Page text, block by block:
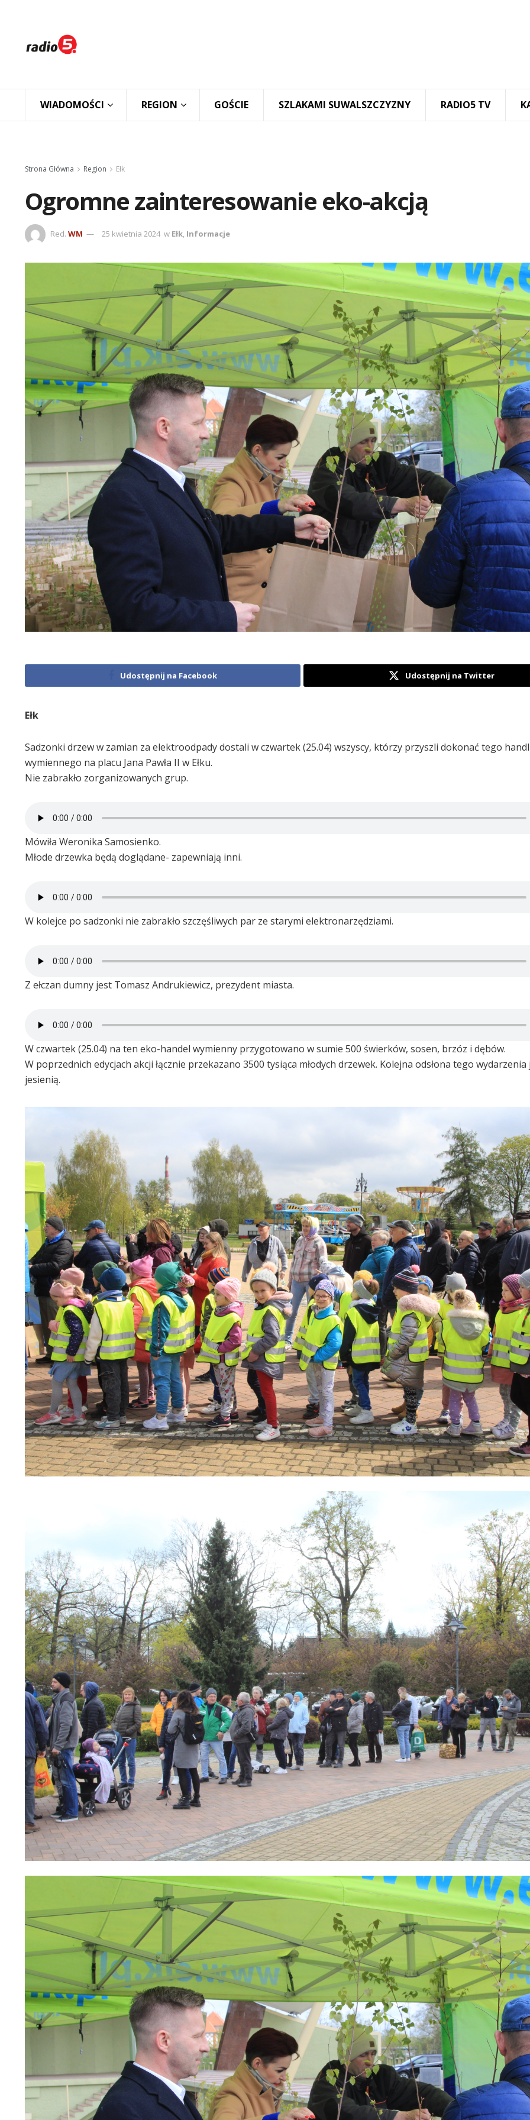
WIADOMOŚCI REGION GOŚCIE SZLAKAMI SUWALSZCZYZNY RADIO5 TV
Strona Główna Region Ełk
Ogromne zainteresowanie eko-akcją
Red. WM 25 kwietnia 2024 w Ełk, Informacje
Udostępnij na Facebook Udostępnij na Twitter
Ełk
Sadzonki drzew w zamian za elektroodpady dostali w czwartek (25.04) wszyscy, którzy przyszli dokonać tego
wymiennego na placu Jana Pawła II w Ełku.
Nie zabrakło zorganizowanych grup.
Mówiła Weronika Samosienko.
Młode drzewka będą doglądane- zapewniają inni.
W kolejce po sadzonki nie zabrakło szczęśliwych par ze starymi elektronarzędziami.
Z ełczan dumny jest Tomasz Andrukiewicz, prezydent miasta.
W czwartek (25.04) na ten eko-handel wymienny przygotowano w sumie 500 świerków, sosen, brzóz i dębów.
W poprzednich edycjach akcji łącznie przekazano 3500 tysiąca młodych drzewek. Kolejna odsłona tego wydarzenia
jesienią.